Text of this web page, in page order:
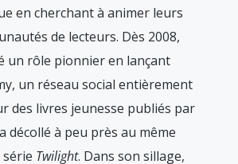
en cherchant à animer leurs
de lecteurs. Dès 2008,
un rôle pionnier en lançant
un réseau social entièrement
des livres jeunesse publiés par
décollé à peu près au même
Twilight. Dans son sillage,